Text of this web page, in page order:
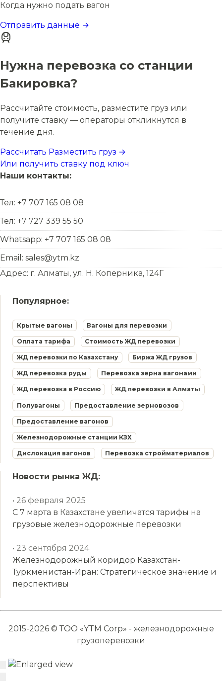
Когда нужно подать вагон
Отправить данные →
Нужна перевозка со станции
Бакировка?
Рассчитайте стоимость, разместите груз или
получите ставку — операторы откликнутся в
течение дня.
Рассчитать Разместить груз →
Или получить ставку под ключ
Наши контакты:
Тел: +7 707 165 08 08
Тел: +7 727 339 55 50
Whatsapp: +7 707 165 08 08
Email: sales@ytm.kz
Адрес: г. Алматы, ул. Н. Коперника, 124Г
Популярное:
Крытые вагоны Вагоны для перевозки
Оплата тарифа Стоимость ЖД перевозки
ЖД перевозки по Казахстану Биржа ЖД грузов
ЖД перевозка руды Перевозка зерна вагонами
ЖД перевозка в Россию ЖД перевозки в Алматы
Полувагоны Предоставление зерновозов
Предоставление вагонов
Железнодорожные станции КЗХ
Дислокация вагонов Перевозка стройматериалов
Новости рынка ЖД:
• 26 февраля 2025
С 7 марта в Казахстане увеличатся тарифы на
грузовые железнодорожные перевозки
• 23 сентября 2024
Железнодорожный коридор Казахстан-
Туркменистан-Иран: Стратегическое значение и
перспективы
2015-2026 © ТОО «YTM Corp» - железнодорожные
грузоперевозки